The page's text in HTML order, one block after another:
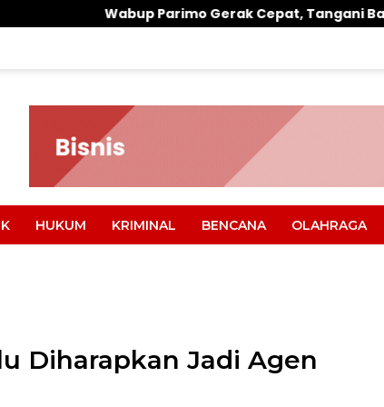
Parimo Gerak Cepat, Tangani Banjir di Desa Air Panas
HUKUM KRIMINAL BENCANA OLAHRAGA
Diharapkan Jadi Agen